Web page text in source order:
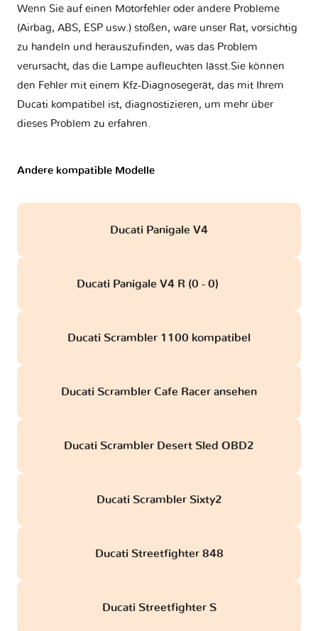
Wenn Sie auf einen Motorfehler oder andere Probleme
(Airbag, ABS, ESP usw.) stoßen, wäre unser Rat, vorsichtig
zu handeln und herauszufinden, was das Problem
verursacht, das die Lampe aufleuchten lässt.Sie können
den Fehler mit einem Kfz-Diagnosegerät, das mit Ihrem
Ducati kompatibel ist, diagnostizieren, um mehr über
dieses Problem zu erfahren.
Andere kompatible Modelle
Ducati Panigale V4
Ducati Panigale V4 R (0 - 0)
Ducati Scrambler 1100 kompatibel
Ducati Scrambler Cafe Racer ansehen
Ducati Scrambler Desert Sled OBD2
Ducati Scrambler Sixty2
Ducati Streetfighter 848
Ducati Streetfighter S